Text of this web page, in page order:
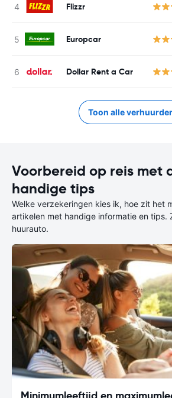
Flizzr
Europcar
Dollar Rent a Car
Toon alle
Voorbereid op reis met
handige tips
Welke verzekeringen kies ik, hoe zit het
artikelen met handige informatie en tips.
huurauto.
Minimumleeftijd en